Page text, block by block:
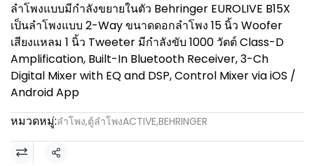
ลำโพงแบบมีกำลังขยายในตัว Behringer EUROLIVE B15X
เป็นลำโพงแบบ 2-Way ขนาดดอกลำโพง 15 นิ้ว Woofer
เสียงแหลม 1 นิ้ว Tweeter มีกำลังขับ 1000 วัตต์ Class-D
Amplification, Built-In Bluetooth Receiver, 3-Ch
Digital Mixer with EQ and DSP, Control Mixer via iOS /
Android App
หมวดหมู่:ลำโพง,ตู้ลำโพงACTIVE,BEHRINGER
แชร์